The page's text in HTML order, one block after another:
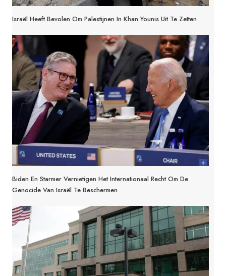
Israël Heeft Bevolen Om Palestijnen In Khan Younis Uit Te Zetten
Biden En Starmer Vernietigen Het Internationaal Recht Om De
Genocide Van Israël Te Beschermen